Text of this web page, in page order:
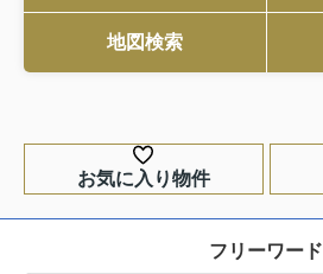
地図検索
お気に入り物件
フリーワード